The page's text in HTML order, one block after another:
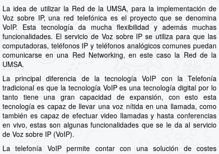
La idea de utilizar la Red de la UMSA, para la implementación de
Voz sobre IP, una red telefónica es el proyecto que se denomina
VoIP. Esta tecnología da mucha flexibilidad y además muchas
funcionalidades. El servicio de Voz sobre IP se utiliza para que las
computadoras, teléfonos IP y teléfonos analógicos comunes puedan
comunicarse en una Red Networking, en este caso la Red de la
UMSA.
La principal diferencia de la tecnología VoIP con la Telefonía
tradicional es que la tecnología VoIP es una tecnología digital por lo
tanto tiene una gran capacidad de expansión, con esto esta
tecnología es capaz de llevar una voz nítida en una llamada, como
también es capaz de efectuar video llamadas y hasta conferencias
en vivo, estas son algunas funcionalidades que se le da al servicio
de Voz sobre IP (VoIP).
La telefonía VoIP permite contar con una solución de costes